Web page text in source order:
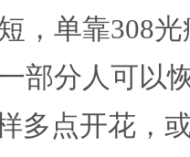
，单靠308
部分人可以
多点开花，